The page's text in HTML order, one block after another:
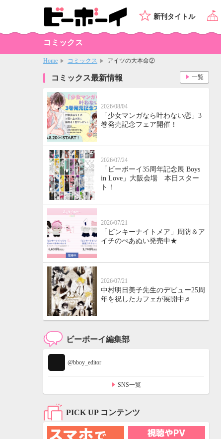
新刊タイトル
コミックス
Home コミックス アイツの大本命②
コミックス最新情報
2026/08/04
「少女マンガなら叶わない恋」3
巻発売記念フェア開催！
2026/07/24
「ビーボーイ35周年記念展 Boys
in Love」大阪会場 本日スター
ト！
2026/07/21
「ピンキーナイトメア」周防＆ア
イチのぺあぬい発売中★
2026/07/21
中村明日美子先生のデビュー25周
年を祝したカフェが展開中♬
一覧
ビーボーイ編集部
@bboy_editor
SNS一覧
PICK UP コンテンツ